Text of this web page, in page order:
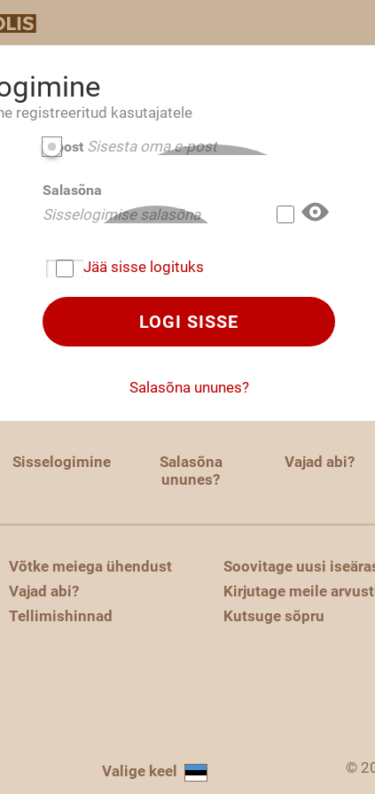
registreeritud kasutajatele
E-post
Salasõna
Jää sisse logituks
LOGI SISSE
Salasõna ununes?
Sisselogimine
Salasõna
ununes?
Vajad abi?
Võtke meiega ühendust
Vajad abi?
Tellimishinnad
Soovitage uusi
Kirjutage meile
Kutsuge sõpru
Valige keel ©